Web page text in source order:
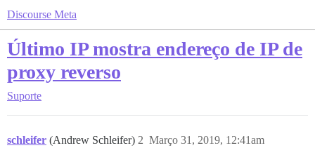
Discourse Meta
Último IP mostra endereço de IP de
proxy reverso
Suporte
schleifer (Andrew Schleifer) Março 31, 2019, 12:41am
2